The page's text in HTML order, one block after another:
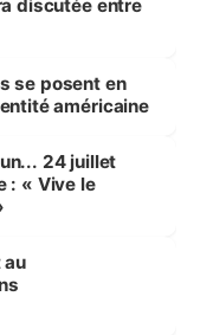
discutée entre
se posent en
américaine
24 juillet
: « Vive le
au